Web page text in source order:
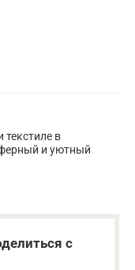
текстиле в
и уютный
с